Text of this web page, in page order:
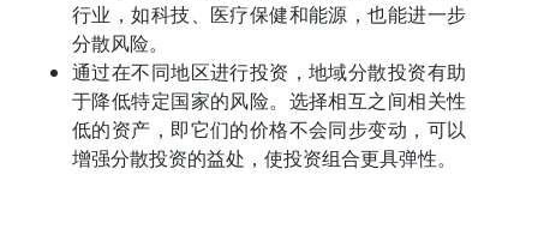
行业，如科技、医疗保健和能源，也能进一步
分散风险。
通过在不同地区进行投资，地域分散投资有助
于降低特定国家的风险。选择相互之间相关性
低的资产，即它们的价格不会同步变动，可以
增强分散投资的益处，使投资组合更具弹性。